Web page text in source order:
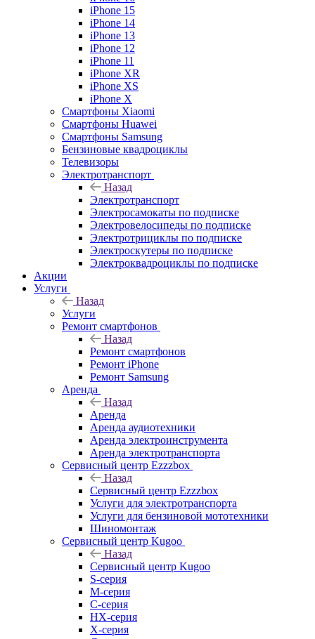
iPhone 15
iPhone 14
iPhone 13
iPhone 12
iPhone 11
iPhone XR
iPhone XS
iPhone X
Смартфоны Xiaomi
Смартфоны Huawei
Смартфоны Samsung
Бензиновые квадроциклы
Телевизоры
Электротранспорт
Назад
Электротранспорт
Электросамокаты по подписке
Электровелосипеды по подписке
Электротрициклы по подписке
Электроскутеры по подписке
Электроквадроциклы по подписке
Акции
Услуги
Назад
Услуги
Ремонт смартфонов
Назад
Ремонт смартфонов
Ремонт iPhone
Ремонт Samsung
Аренда
Назад
Аренда
Аренда аудиотехники
Аренда электроинструмента
Аренда электротранспорта
Сервисный центр Ezzzbox
Назад
Сервисный центр Ezzzbox
Услуги для электротранспорта
Услуги для бензиновой мототехники
Шиномонтаж
Сервисный центр Kugoo
Назад
Сервисный центр Kugoo
S-cерия
M-серия
С-серия
HX-серия
X-серия